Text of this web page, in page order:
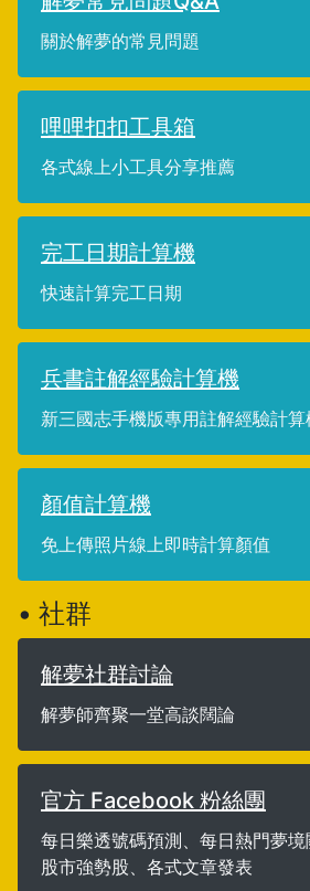
關於解夢的常見問題
哩哩扣扣工具箱
各式線上小工具分享推薦
完工日期計算機
快速計算完工日期
兵書註解經驗計算機
新三國志手機版專用註解經驗計算
顏值計算機
免上傳照片線上即時計算顏值
• 社群
解夢社群討論
解夢師齊聚一堂高談闊論
官方 Facebook 粉絲團
每日樂透號碼預測、每日熱門夢
股市強勢股、各式文章發表